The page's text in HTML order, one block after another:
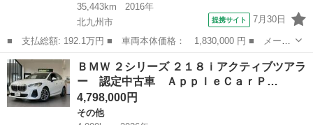
35,443km
2016年
北九州市
提携サイト 7月30日
■ 支払総額: 192.1万円 ■ 車両本体価格： 1,830,000 円 ■ メーカ
ー名： ＢＭＷ ■ 車種名： Ｘ３ ■ グレード名： ｘＤｒｉｖ
ｅ ２０ｄ Ｍスポーツ 禁煙／アドバンスドアクティブセーフティ
／ブラウン...
福岡 北九州市 その他
ＢＭＷ ２シリーズ ２１８ｉアクティブツアラ
ー 認定中古車 ＡｐｐｌｅＣａｒＰ…
4,798,000円
その他